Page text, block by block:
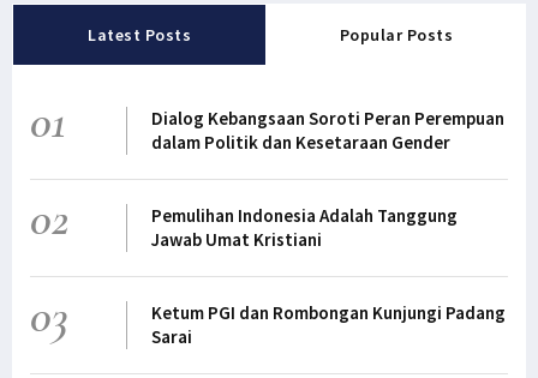
Latest Posts Popular Posts
01
Dialog Kebangsaan Soroti Peran Perempuan
dalam Politik dan Kesetaraan Gender
02
Pemulihan Indonesia Adalah Tanggung
Jawab Umat Kristiani
03
Ketum PGI dan Rombongan Kunjungi Padang
Sarai